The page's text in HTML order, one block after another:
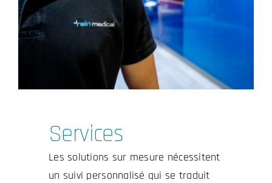
Services
Les solutions sur mesure nécessitent
un suivi personnalisé qui se traduit